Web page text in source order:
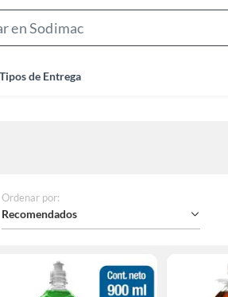
Bar
Tipos de Entrega
Ordenar por:
Recomendados